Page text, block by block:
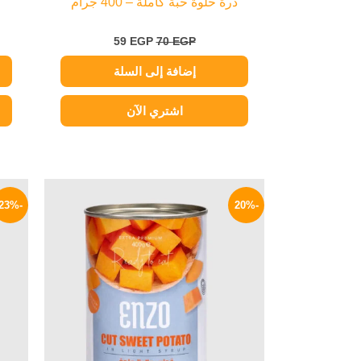
70EGP
59 EGP
إضافة إلى السلة
اشتري الآن
-20%
هو:
69 EGP.
هو:
55 EGP.
-23%